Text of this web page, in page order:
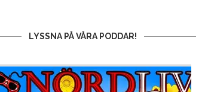
LYSSNA PÅ VÅRA PODDAR!